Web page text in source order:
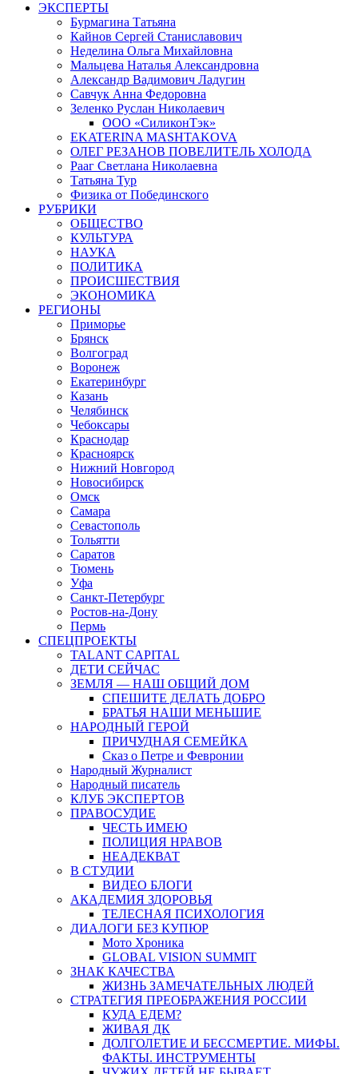
ЭКСПЕРТЫ
Бурмагина Татьяна
Кайнов Сергей Станиславович
Неделина Ольга Михайловна
Мальцева Наталья Александровна
Александр Вадимович Ладугин
Савчук Анна Федоровна
Зеленко Руслан Николаевич
ООО «СиликонТэк»
EKATERINA MASHTAKOVA
ОЛЕГ РЕЗАНОВ ПОВЕЛИТЕЛЬ ХОЛОДА
Рааг Светлана Николаевна
Татьяна Тур
Физика от Побединского
РУБРИКИ
ОБЩЕСТВО
КУЛЬТУРА
НАУКА
ПОЛИТИКА
ПРОИСШЕСТВИЯ
ЭКОНОМИКА
РЕГИОНЫ
Приморье
Брянск
Волгоград
Воронеж
Екатеринбург
Казань
Челябинск
Чебоксары
Краснодар
Красноярск
Нижний Новгород
Новосибирск
Омск
Самара
Севастополь
Тольятти
Саратов
Тюмень
Уфа
Санкт-Петербург
Ростов-на-Дону
Пермь
СПЕЦПРОЕКТЫ
TALANT CAPITAL
ДЕТИ СЕЙЧАС
ЗЕМЛЯ — НАШ ОБЩИЙ ДОМ
СПЕШИТЕ ДЕЛАТЬ ДОБРО
БРАТЬЯ НАШИ МЕНЬШИЕ
НАРОДНЫЙ ГЕРОЙ
ПРИЧУДНАЯ СЕМЕЙКА
Сказ о Петре и Февронии
Народный Журналист
Народный писатель
КЛУБ ЭКСПЕРТОВ
ПРАВОСУДИЕ
ЧЕСТЬ ИМЕЮ
ПОЛИЦИЯ НРАВОВ
НЕАДЕКВАТ
В СТУДИИ
ВИДЕО БЛОГИ
АКАДЕМИЯ ЗДОРОВЬЯ
ТЕЛЕСНАЯ ПСИХОЛОГИЯ
ДИАЛОГИ БЕЗ КУПЮР
Мото Хроника
GLOBAL VISION SUMMIT
ЗНАК КАЧЕСТВА
ЖИЗНЬ ЗАМЕЧАТЕЛЬНЫХ ЛЮДЕЙ
СТРАТЕГИЯ ПРЕОБРАЖЕНИЯ РОССИИ
КУДА ЕДЕМ?
ЖИВАЯ ДК
ДОЛГОЛЕТИЕ И БЕССМЕРТИЕ. МИФЫ.
ФАКТЫ. ИНСТРУМЕНТЫ